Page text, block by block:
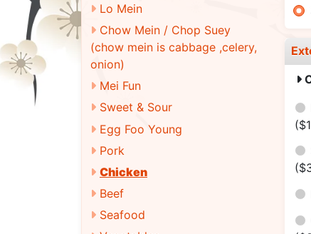
Lo Mein
Chow Mein / Chop Suey
(chow mein is cabbage ,celery,
onion)
Mei Fun
Sweet & Sour
Egg Foo Young
Pork
Chicken
Beef
Seafood